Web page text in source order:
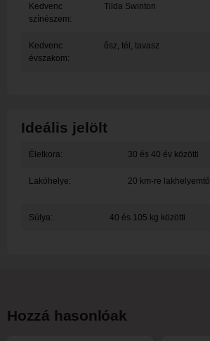
Kedvenc
színészem:
Tilda Swinton
Kedvenc
évszakom:
ősz, tél, tavasz
Ideális jelölt
Életkora: 30 és 40 év közötti
Lakóhelye: 20 km-re lakhelyemtől
Súlya: 40 és 105 kg közötti
Hozzá hasonlóak